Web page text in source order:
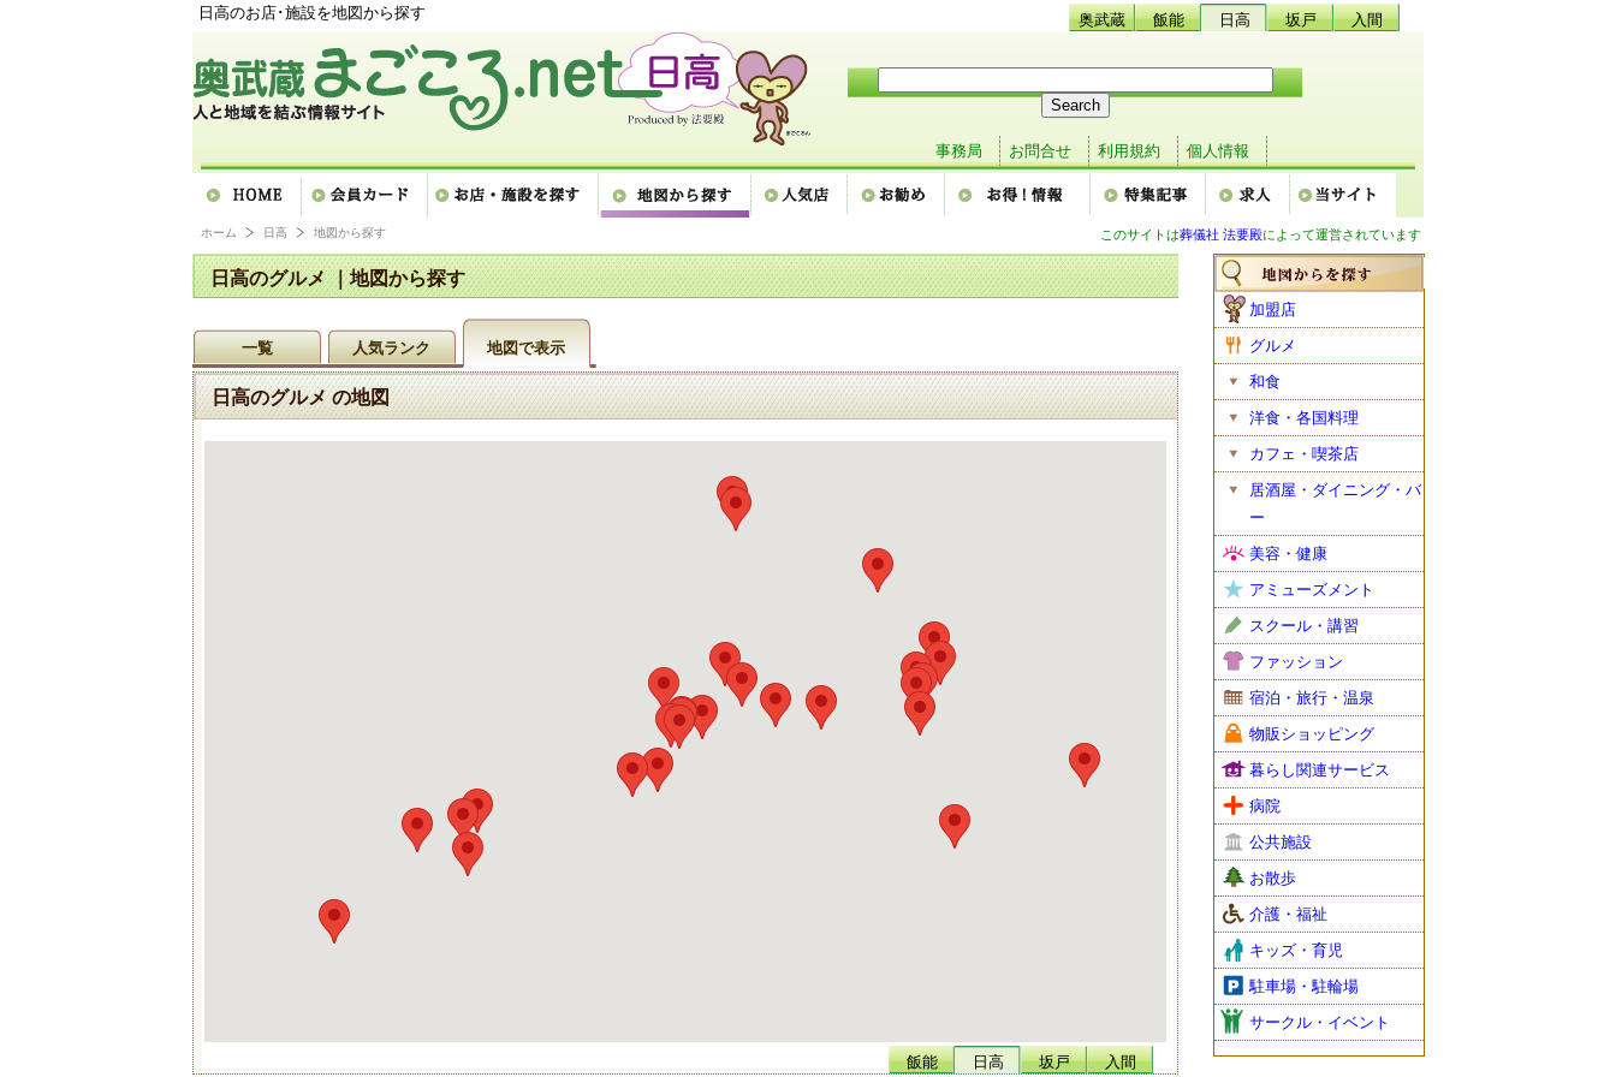
日高のお店･施設を地図から探す 奥武蔵 飯能 日高 坂戸 入間
事務局 お問合せ 利用規約 個人情報
ホーム 日高 地図から探す このサイトは葬儀社 法要殿によって運営されています
日高のグルメ ｜地図から探す
一覧 人気ランク 地図で表示
日高のグルメ の地図
飯能 日高 坂戸 入間
加盟店
グルメ
和食
洋食・各国料理
カフェ・喫茶店
居酒屋・ダイニング・バ
ー
美容・健康
アミューズメント
スクール・講習
ファッション
宿泊・旅行・温泉
物販ショッピング
暮らし関連サービス
病院
公共施設
お散歩
介護・福祉
キッズ・育児
駐車場・駐輪場
サークル・イベント